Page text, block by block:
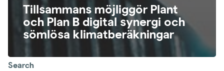
Tillsammans möjliggör Plant
och Plan B digital synergi och
sömlösa klimatberäkningar
Search